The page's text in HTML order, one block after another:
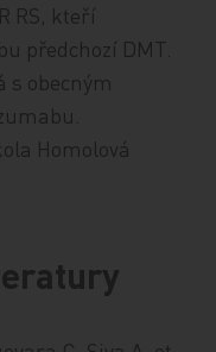
RS, kteří
předchozí DMT.
s obecným
Homolová